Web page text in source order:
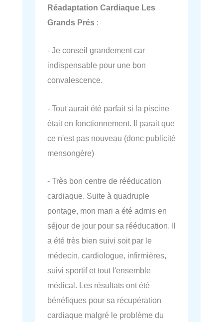
Réadaptation Cardiaque Les
Grands Prés :
- Je conseil grandement car
indispensable pour une bon
convalescence.
- Tout aurait été parfait si la piscine
était en fonctionnement. Il parait que
ce n'est pas nouveau (donc publicité
mensongère)
- Très bon centre de rééducation
cardiaque. Suite à quadruple
pontage, mon mari a été admis en
séjour de jour pour sa rééducation. Il
a été très bien suivi soit par le
médecin, cardiologue, infirmières,
suivi sportif et tout l'ensemble
médical. Les résultats ont été
bénéfiques pour sa récupération
cardiaque malgré le problème du